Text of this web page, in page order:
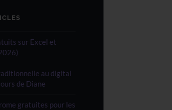
sur Excel et
au digital
de Diane
gratuites pour les